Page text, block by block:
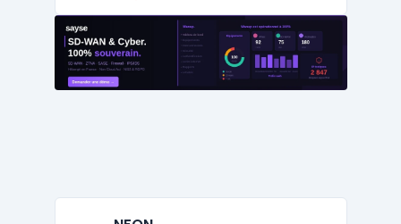
permet de gérer les appels entrants et
sortants avec une flexibilité accrue. La
plateforme repose sur un ...